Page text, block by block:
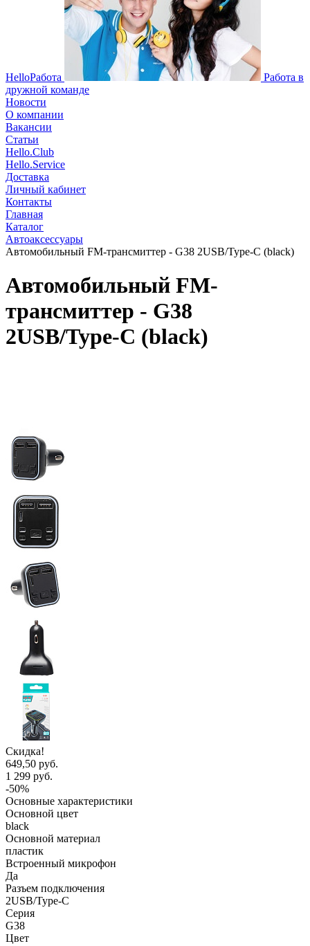
HelloРабота
Работа в
дружной команде
Новости
О компании
Вакансии
Статьи
Hello.Club
Hello.Service
Доставка
Личный кабинет
Контакты
Главная
Каталог
Автоаксессуары
Автомобильный FM-трансмиттер - G38 2USB/Type-C (black)
Автомобильный FM-
трансмиттер - G38
2USB/Type-C (black)
Скидка!
649,50 руб.
1 299 руб.
-50%
Основные характеристики
Основной цвет
black
Основной материал
пластик
Встроенный микрофон
Да
Разъем подключения
2USB/Type-C
Серия
G38
Цвет